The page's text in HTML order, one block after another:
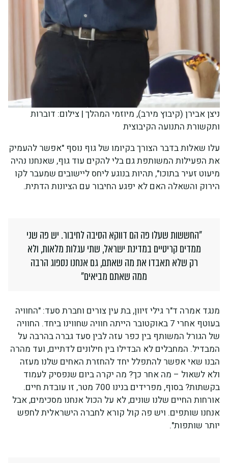
ניצן אבירן (קיבוץ מירב), מיוזמי המהלך | צילום: דוברות
ותקשורת התנועה הקיבוצית
עלו שאלות בדבר הצורך בקיומו של גוף נוסף "אפשר להעמיק
את הפעילות המשותפת גם בלי להקים עוד גוף, שאנחנו נהיה
מיעוט זעיר בתוכו", תהיות בנוגע ליחס ליישובים שמעבר לקו
הירוק והשאלה האם לא יפגע החיבור עם הציונות הדתית.
"החששות שעלו פה הם דווקא הסיבה לחיבור. יש פה שני
ממדים קריטיים במדינת ישראל, שתי עגלות מלאות, ולא
רק שלא תאבדו את מה שאתם, גם אנחנו נספוג הרבה
ממה שאתם מביאים"
מנגד אמרה ד"ר גילי זיוון, בת עין צורים וחברת סעד: "החוויה
בעוטף אחרי 7 באוקטובר הייתה חוויה שחווינו ביחד. החוויה
של הגורל המשותף בין כפר עזה לבין סעד גברה בהרבה על
המבדיל. המחבלים לא הבדילו בין חילונים לדתיים, ועד מהרה
הבנו שאי אפשר להתפלל יחד להחזרת האחים שלנו מעזה
ולא לשאול – מה אחר כך? מה יקרה ביום שנפסיק לעמוד
בקשתות? בסוף, מפרידים בנינו 700 מטר, זו עובדת חיים.
אורחות החיים שלנו שונים, לא על הכול אנחנו מסכימים, אבל
אנחנו שותפים. ויש פה קול קורא לחברה הישראלית לחפש
יותר שותפות".